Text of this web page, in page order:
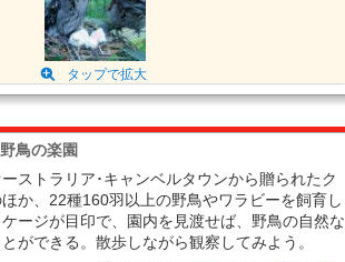
タップで拡大
鳥の楽園
ストラリア･キャンベルタウンから贈られたク
か、22種160羽以上の野鳥やワラビーを飼育し
ージが目印で、園内を見渡せば、野鳥の自然な
ができる。散歩しながら観察してみよう。